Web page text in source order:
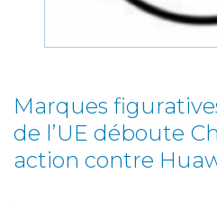
Marques
de l’UE déboute
action contre